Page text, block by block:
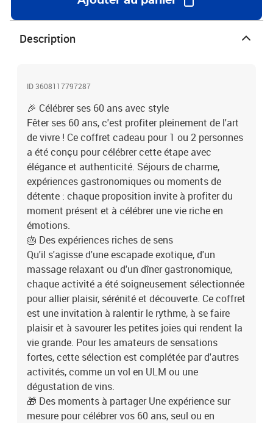
le sourire.1 séjour ou 1 activité pour 1 ou 2 personnes2,519
escapades, restaurants, centres de bien-être et aventures sportives
Description
ID 3608117797287
🎉 Célébrer ses 60 ans avec style
Fêter ses 60 ans, c'est profiter pleinement de l'art
de vivre ! Ce coffret cadeau pour 1 ou 2 personnes
a été conçu pour célébrer cette étape avec
élégance et authenticité. Séjours de charme,
expériences gastronomiques ou moments de
détente : chaque proposition invite à profiter du
moment présent et à célébrer une vie riche en
émotions.
🎂 Des expériences riches de sens
Qu'il s'agisse d'une escapade exotique, d'un
massage relaxant ou d'un dîner gastronomique,
chaque activité a été soigneusement sélectionnée
pour allier plaisir, sérénité et découverte. Ce coffret
est une invitation à ralentir le rythme, à se faire
plaisir et à savourer les petites joies qui rendent la
vie grande. Pour les amateurs de sensations
fortes, cette sélection est complétée par d'autres
activités, comme un vol en ULM ou une
dégustation de vins.
🎁 Des moments à partager Une expérience sur
mesure pour célébrer vos 60 ans, seul ou en